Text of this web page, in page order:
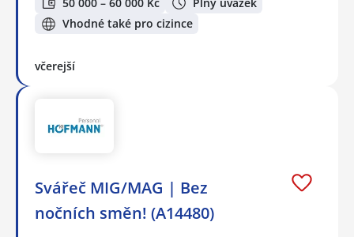
Vhodné také pro cizince
včerejší
Svářeč MIG/MAG | Bez
nočních směn! (A14480)